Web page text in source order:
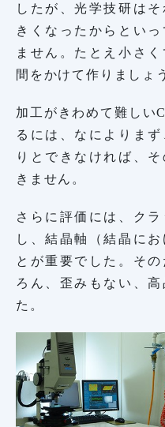
したが、光学技研は
きくなったからとい
ません。たとえ小さ
間をかけて作りましょ
加工がきわめて難しい
るには、なによりま
りとできなければ、
きません。
さらに評価には、ク
し、結晶軸（結晶に
とが重要でした。そ
ろん、歪みもない、
た。